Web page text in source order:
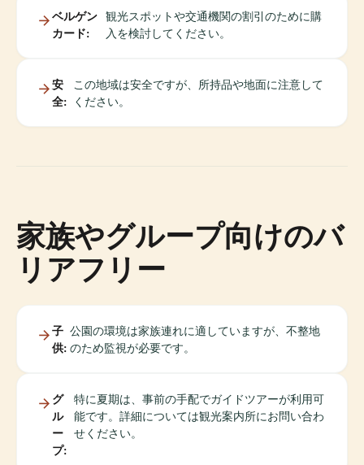
ベルゲン
カード:
観光スポットや交通機関の割引のために購
入を検討してください。
安
全:
この地域は安全ですが、所持品や地面に注意して
ください。
家族やグループ向けのバ
リアフリー
子
供:
公園の環境は家族連れに適していますが、不整地
のため監視が必要です。
グ
ル
ー
プ:
特に夏期は、事前の手配でガイドツアーが利用可
能です。詳細については観光案内所にお問い合わ
せください。